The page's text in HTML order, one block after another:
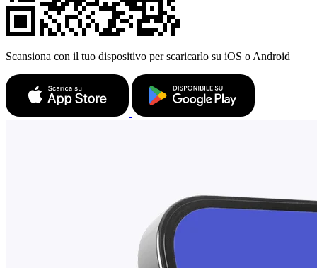
Scansiona con il tuo dispositivo per scaricarlo su iOS o Android